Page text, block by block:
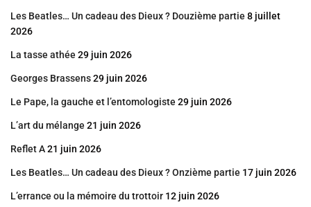
Les Beatles… Un cadeau des Dieux ? Douzième partie 8 juillet
2026
La tasse athée 29 juin 2026
Georges Brassens29 juin 2026
Le Pape, la gauche et l’entomologiste 29 juin 2026
L’art du mélange 21 juin 2026
Reflet A21 juin 2026
Les Beatles… Un cadeau des Dieux ? Onzième partie 17 juin 2026
L’errance ou la mémoire du trottoir 12 juin 2026